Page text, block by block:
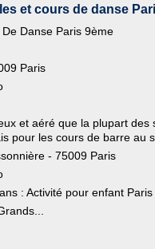
et cours de danse
Danse Paris 9ème
Paris
et aéré que la plupart
pour les cours de barre au
- 75009 Paris
: Activité pour enfant Paris